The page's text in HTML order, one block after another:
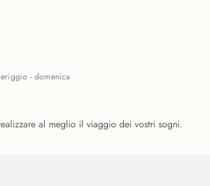
- domenica
al meglio il viaggio dei vostri sogni.